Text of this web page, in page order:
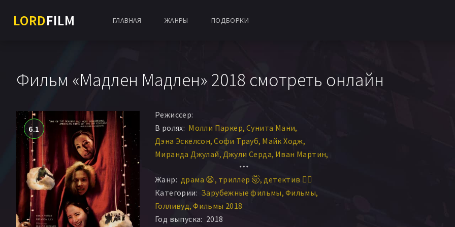
LORDFILM ГЛАВНАЯ ЖАНРЫ ПОДБОРКИ
Фильм «Мадлен Мадлен» 2018 смотреть онлайн
6.1
Режиссер:
В ролях: Молли Паркер Сунита Мани
Дэна Эскелсон Софи Трауб Майк Ходж
Миранда Джулай Джули Серда Иван Мартин
Изольде Чхэ-Лоуренс
Мира Лукреция Тейлор Кёртисс Кук
Helena Howard Оквуи Окпоквасили
Фелипе Бонилла Lisa Tharps
Рейнальдо Пиньелла
Жанр: драма 😫 триллер 🤯 детектив 🕵️‍♂️
Категории: Зарубежные фильмы Фильмы
Голливуд Фильмы 2018
Год выпуска: 2018